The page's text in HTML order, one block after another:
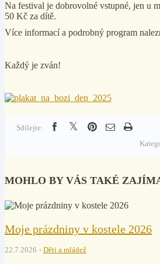
Na festival je dobrovolné vstupné, jen u
50 Kč za dítě.
Více informací a podrobný program
Každý je zván!
Sdílejte:
MOHLO BY VÁS TAKÉ
Moje prázdniny v kostele 2026
22.7.2026 Děti a mládež